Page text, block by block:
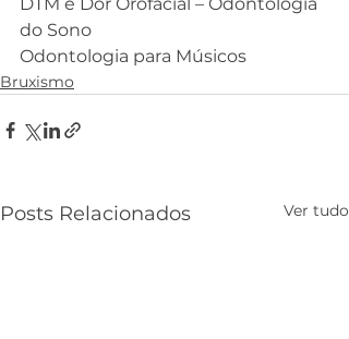
do Sono
Odontologia para Músicos
Bruxismo
Posts Relacionados Ver tudo